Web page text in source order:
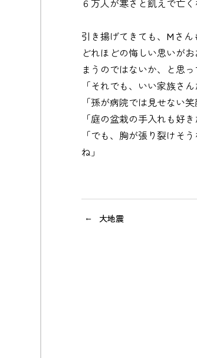
６万人が寒さと飢えで亡く
引き揚げてきても、Mさん
どれほどの悔しい思いが
まうのではないか、と思っ
「それでも、いい家族さん
「孫が病院では見せない
「庭の盆栽の手入れも好き
「でも、胸が張り裂けそ
ね」
大地震